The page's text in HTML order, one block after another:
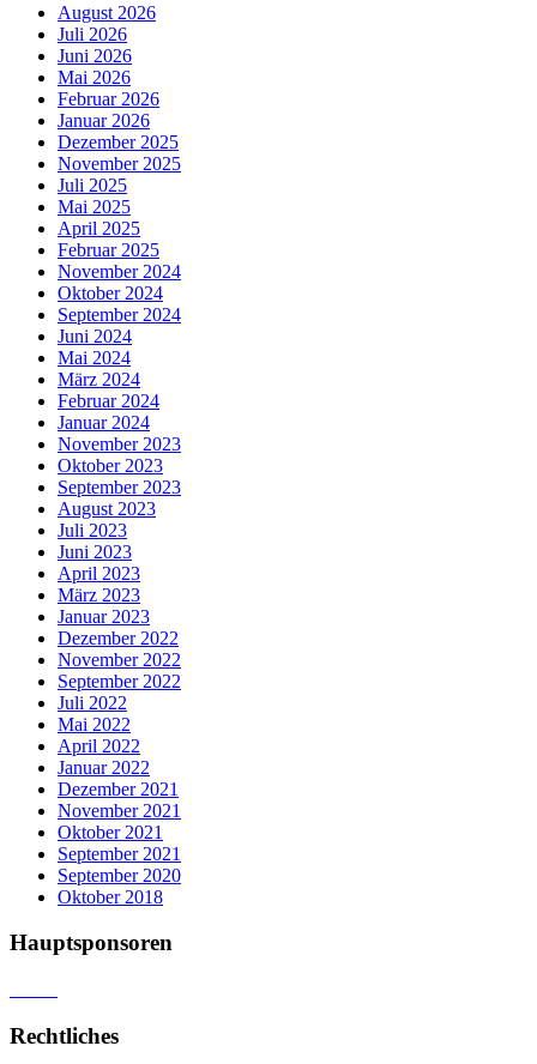
August 2026
Juli 2026
Juni 2026
Mai 2026
Februar 2026
Januar 2026
Dezember 2025
November 2025
Juli 2025
Mai 2025
April 2025
Februar 2025
November 2024
Oktober 2024
September 2024
Juni 2024
Mai 2024
März 2024
Februar 2024
Januar 2024
November 2023
Oktober 2023
September 2023
August 2023
Juli 2023
Juni 2023
April 2023
März 2023
Januar 2023
Dezember 2022
November 2022
September 2022
Juli 2022
Mai 2022
April 2022
Januar 2022
Dezember 2021
November 2021
Oktober 2021
September 2021
September 2020
Oktober 2018
Hauptsponsoren
Rechtliches